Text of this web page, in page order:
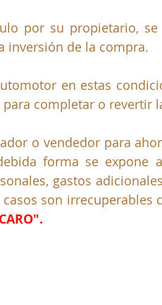
por su propietario,
inversión de la compra.
en estas
completar o revertir
o vendedor para
forma se expone
gastos
son irrecuperables